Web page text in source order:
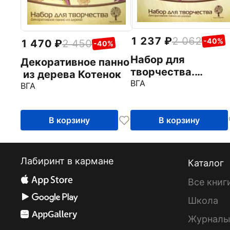
1 470 2 450 -40%
Декоративное панно
из дерева Котенок
ВГА
В корзину
1 237 2 062 -40%
Набор для
творчества.
Декоративное
(LTH-H005A-S)
ВГА
В корзину
Лабиринт в кармане
Каталог
Все
Школа
Журналы